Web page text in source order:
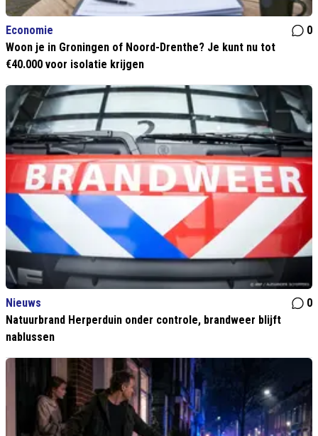
Economie
0
Woon je in Groningen of Noord-Drenthe? Je kunt nu tot
€40.000 voor isolatie krijgen
Nieuws
0
Natuurbrand Herperduin onder controle, brandweer blijft
nablussen